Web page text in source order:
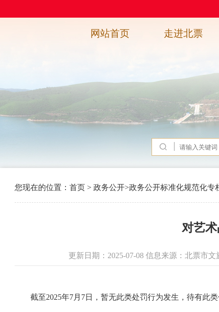
网站首页 走进北票
您现在的位置： 首页 > 政务公开>政务公开标准化规范化专
对艺
更新日期：2025-07-08 信息来源：北票市
截至2025年7月7日，暂无此类处罚行为发生，待有此